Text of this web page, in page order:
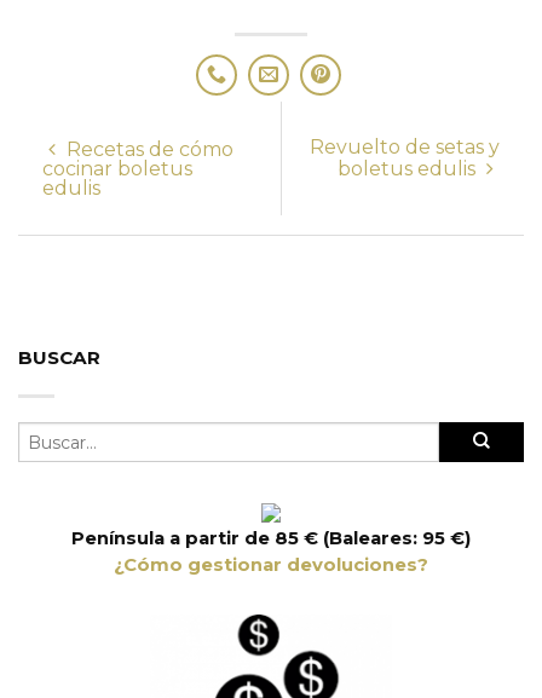
Recetas de cómo
cocinar boletus
edulis
Revuelto de setas y
boletus edulis
BUSCAR
Península a partir de 85 € (Baleares: 95 €)
¿Cómo gestionar devoluciones?